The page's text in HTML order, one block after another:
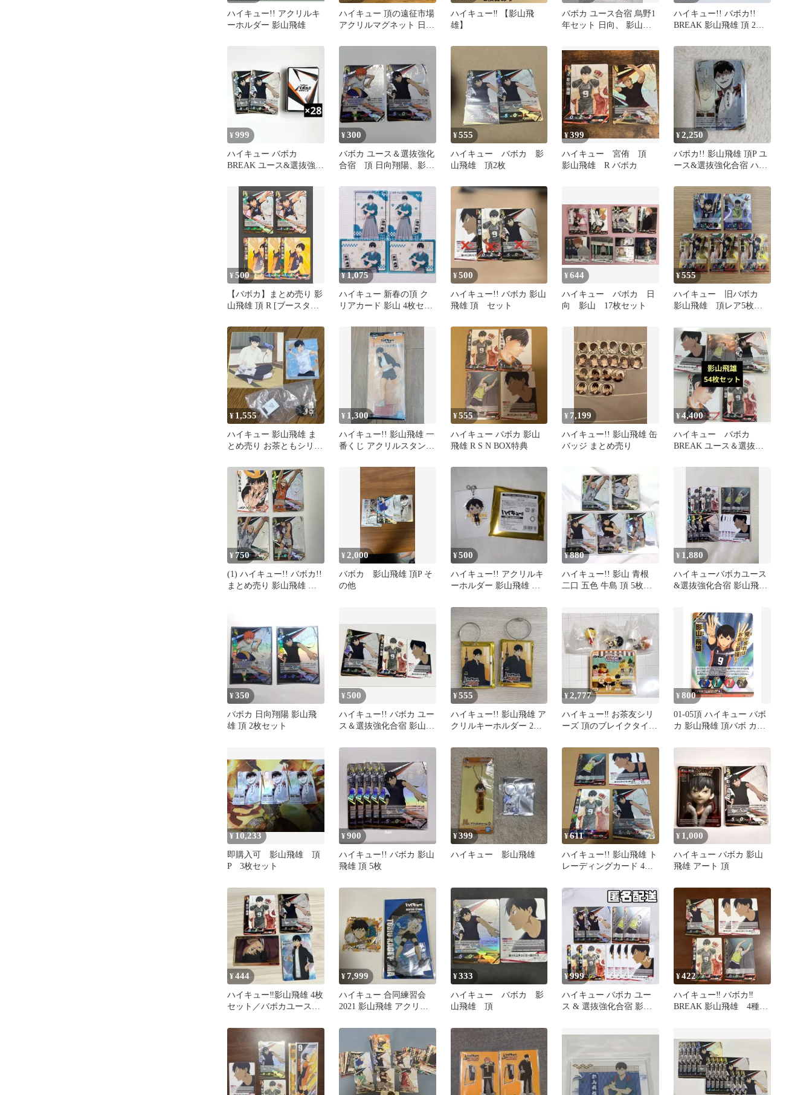
ハイキュー!! アクリルキ
ーホルダー 影山飛雄
ハイキュー 頂の遠征市場
アクリルマグネット 日向
ハイキュー‼︎ 【影山飛
雄】
バボカ ユース合宿 烏野1
年セット 日向、 影山、
ハイキュー!! バボカ!!
BREAK 影山飛雄 頂 2枚
¥999
ハイキュー バボカ
BREAK ユース&選抜強化
¥300
バボカ ユース＆選抜強化
合宿 頂 日向翔陽、影山
¥555
ハイキュー バボカ 影
山飛雄 頂2枚
¥399
ハイキュー 宮侑 頂
影山飛雄 R バボカ
¥2,250
バボカ!! 影山飛雄 頂P ユ
ース&選抜強化合宿 ハイ
¥500
【バボカ】まとめ売り 影
山飛雄 頂 R [ブースター
戦] ハイキュー!!バボ
カ!!BREAK
¥1,075
ハイキュー 新春の頂 ク
リアカード 影山 4枚セッ
¥500
ハイキュー!! バボカ 影山
飛雄 頂 セット
¥644
ハイキュー バボカ 日
向 影山 17枚セット
¥555
ハイキュー 旧バボカ
影山飛雄 頂レア5枚セ
¥ 1,555
ハイキュー 影山飛雄 ま
とめ売り お茶ともシリー
¥ 1,300
ハイキュー!! 影山飛雄 一
番くじ アクリルスタンド
¥555
ハイキュー バボカ 影山
飛雄 R S N BOX特典
¥ 7,199
ハイキュー!! 影山飛雄 缶
バッジ まとめ売り
¥4,400
ハイキュー バボカ
BREAK ユース＆選抜強
ット
¥ 750
(1) ハイキュー!! バボカ!!
まとめ売り 影山飛雄 牛
¥2,000
バボカ 影山飛雄 頂P そ
の他
¥500
ハイキュー!! アクリルキ
ーホルダー 影山飛雄 頂
¥880
ハイキュー!! 影山 青根
二口 五色 牛島 頂 5枚セ
¥ 1,880
ハイキューバボカユース
&選抜強化合宿 影山飛
¥350
バボカ 日向翔陽 影山飛
雄 頂 2枚セット
¥500
ハイキュー!! バボカ ユー
ス＆選抜強化合宿 影山飛
¥555
ハイキュー!! 影山飛雄 ア
クリルキーホルダー 2点
¥2,777
ハイキュー‼︎ お茶友シリ
ーズ 頂のブレイクタイム
研磨
¥800
01-05頂 ハイキュー バボ
カ 影山飛雄 頂バボ カー
¥ 10,233
即購入可 影山飛雄 頂
P 3枚セット
¥900
ハイキュー!! バボカ 影山
飛雄 頂 5枚
¥399
ハイキュー 影山飛雄
¥611
ハイキュー!! 影山飛雄 ト
レーディングカード 4枚
¥ 1,000
ハイキュー バボカ 影山
飛雄 アート 頂
¥444
ハイキュー‼︎影山飛雄 4枚
セット／バポカユース＆
ス7
¥7,999
ハイキュー 合同練習会
2021 影山飛雄 アクリル
¥333
ハイキュー バボカ 影
山飛雄 頂
¥999
ハイキュー バボカ ユー
ス & 選抜強化合宿 影山
¥422
ハイキュー‼︎ バボカ‼︎
BREAK 影山飛雄 4種5